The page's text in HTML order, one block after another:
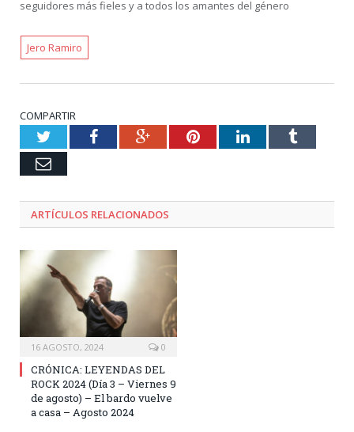
seguidores más fieles y a todos los amantes del género
Jero Ramiro
COMPARTIR
TwitterFacebookGoogle+PinterestLinkedInTumblr
Email
ARTÍCULOS RELACIONADOS
16 AGOSTO, 2024 0
CRÓNICA: LEYENDAS DEL
ROCK 2024 (Día 3 – Viernes 9
de agosto) – El bardo vuelve
a casa – Agosto 2024